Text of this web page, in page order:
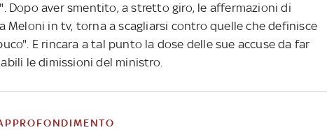
Dopo aver smentito, a stretto giro, le affermazioni di
Meloni in tv, torna a scagliarsi contro quelle che definisce
E rincara a tal punto la dose delle sue accuse da far
le dimissioni del ministro.